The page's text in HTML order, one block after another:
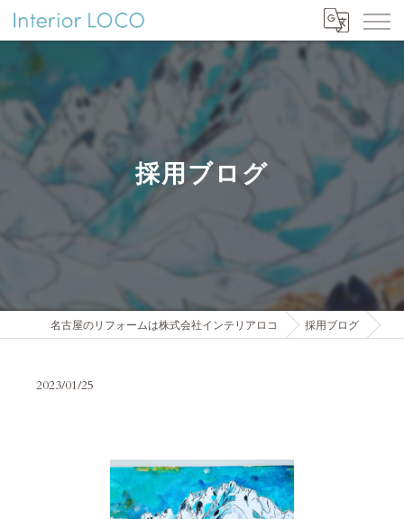
採用ブログ
名古屋のリフォームは株式会社インテリアロコ 採用ブログ
2023/01/25